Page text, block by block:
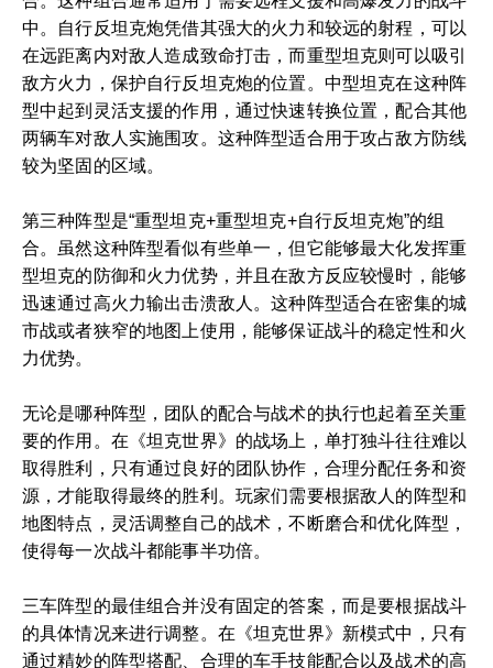
中。自行反坦克炮凭借其强大的火力和较远的射程，可以
在远距离内对敌人造成致命打击，而重型坦克则可以吸引
敌方火力，保护自行反坦克炮的位置。中型坦克在这种阵
型中起到灵活支援的作用，通过快速转换位置，配合其他
两辆车对敌人实施围攻。这种阵型适合用于攻占敌方防线
较为坚固的区域。
第三种阵型是“重型坦克+重型坦克+自行反坦克炮”的组
合。虽然这种阵型看似有些单一，但它能够最大化发挥重
型坦克的防御和火力优势，并且在敌方反应较慢时，能够
迅速通过高火力输出击溃敌人。这种阵型适合在密集的城
市战或者狭窄的地图上使用，能够保证战斗的稳定性和火
力优势。
无论是哪种阵型，团队的配合与战术的执行也起着至关重
要的作用。在《坦克世界》的战场上，单打独斗往往难以
取得胜利，只有通过良好的团队协作，合理分配任务和资
源，才能取得最终的胜利。玩家们需要根据敌人的阵型和
地图特点，灵活调整自己的战术，不断磨合和优化阵型，
使得每一次战斗都能事半功倍。
三车阵型的最佳组合并没有固定的答案，而是要根据战斗
的具体情况来进行调整。在《坦克世界》新模式中，只有
通过精妙的阵型搭配、合理的车手技能配合以及战术的高